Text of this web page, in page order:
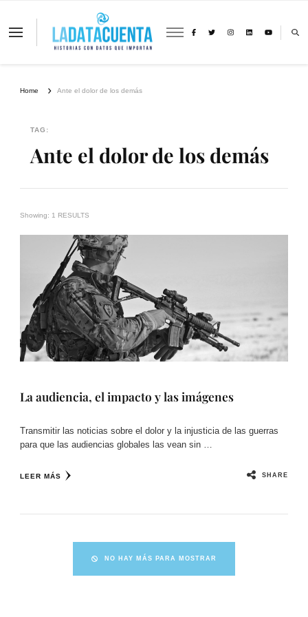
La Data Cuenta es una plataforma
Home Ante el dolor de los demás
TAG:
Ante el dolor de los demás
Showing: 1 RESULTS
La audiencia, el impacto y las imágenes
Transmitir las noticias sobre el dolor y la injusticia de las guerras
para que las audiencias globales las vean sin …
LEER MÁS SHARE
NO HAY MÁS PARA MOSTRAR